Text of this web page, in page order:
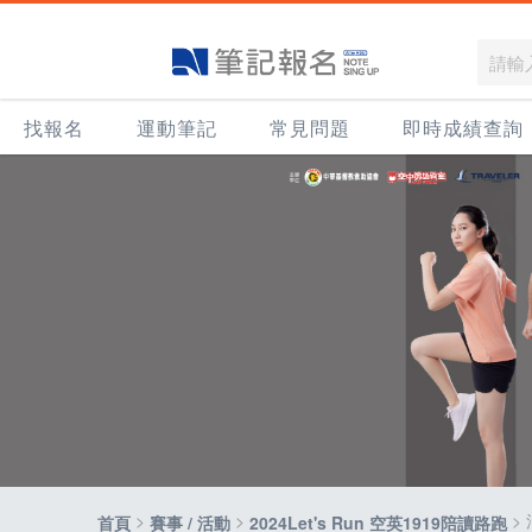
找報名 運動筆記 常見問題 即時成績查詢
首頁 > 賽事 / 活動 > 2024Let's Run 空英1919陪讀路跑 >